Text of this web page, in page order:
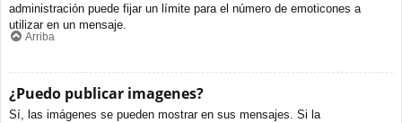
administración puede fijar un límite para el número de emoticones a
utilizar en un mensaje.
Arriba
¿Puedo publicar imagenes?
Sí, las imágenes se pueden mostrar en sus mensajes. Si la